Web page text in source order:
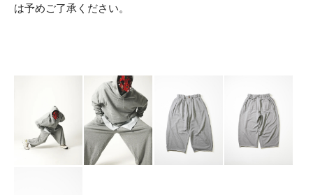
は予めご了承ください。